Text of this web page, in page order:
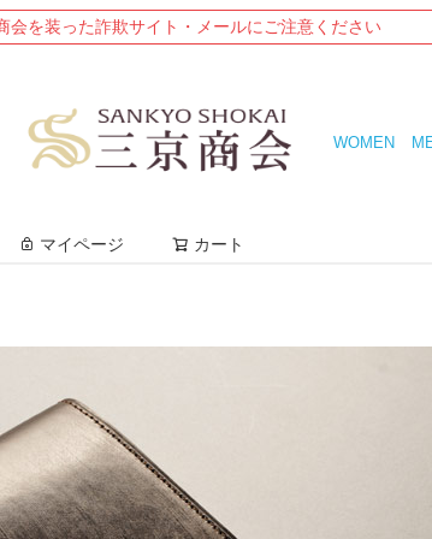
会を装った詐欺サイト・メールにご注意ください
WOMEN
マイページ カート